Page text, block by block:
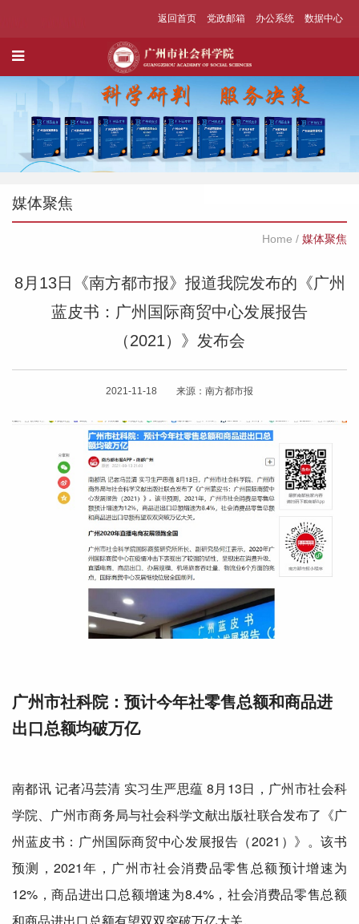
返回首页 党政邮箱 办公系统 数据中心
媒体聚焦
Home / 媒体聚焦
8月13日《南方都市报》报道我院发布的《广州
蓝皮书：广州国际商贸中心发展报告
（2021）》发布会
2021-11-18 来源：南方都市报
广州市社科院：预计今年社零售总额和商品进
出口总额均破万亿
南都讯 记者冯芸清 实习生严思蕴 8月13日，广州市社会科
学院、广州市商务局与社会科学文献出版社联合发布了《广
州蓝皮书：广州国际商贸中心发展报告（2021）》。该书
预测，2021年，广州市社会消费品零售总额预计增速为
12%，商品进出口总额增速为8.4%，社会消费品零售总额